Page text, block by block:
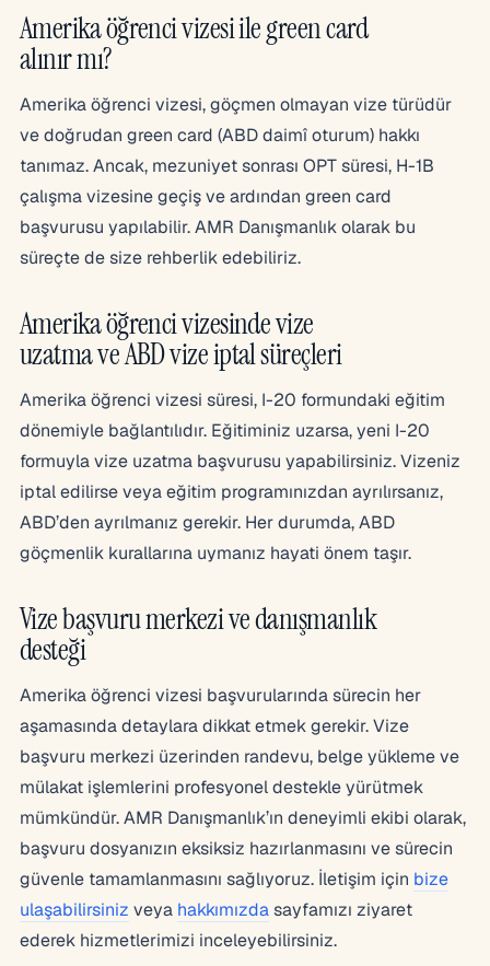
Amerika öğrenci vizesi ile green card
alınır mı?
Amerika öğrenci vizesi, göçmen olmayan vize türüdür
ve doğrudan green card (ABD daimî oturum) hakkı
tanımaz. Ancak, mezuniyet sonrası OPT süresi, H-1B
çalışma vizesine geçiş ve ardından green card
başvurusu yapılabilir. AMR Danışmanlık olarak bu
süreçte de size rehberlik edebiliriz.
Amerika öğrenci vizesinde vize
uzatma ve ABD vize iptal süreçleri
Amerika öğrenci vizesi süresi, I-20 formundaki eğitim
dönemiyle bağlantılıdır. Eğitiminiz uzarsa, yeni I-20
formuyla vize uzatma başvurusu yapabilirsiniz. Vizeniz
iptal edilirse veya eğitim programınızdan ayrılırsanız,
ABD’den ayrılmanız gerekir. Her durumda, ABD
göçmenlik kurallarına uymanız hayati önem taşır.
Vize başvuru merkezi ve danışmanlık
desteği
Amerika öğrenci vizesi başvurularında sürecin her
aşamasında detaylara dikkat etmek gerekir. Vize
başvuru merkezi üzerinden randevu, belge yükleme ve
mülakat işlemlerini profesyonel destekle yürütmek
mümkündür. AMR Danışmanlık’ın deneyimli ekibi olarak,
başvuru dosyanızın eksiksiz hazırlanmasını ve sürecin
güvenle tamamlanmasını sağlıyoruz. İletişim için bize
ulaşabilirsiniz veya hakkımızdasayfamızı ziyaret
ederek hizmetlerimizi inceleyebilirsiniz.